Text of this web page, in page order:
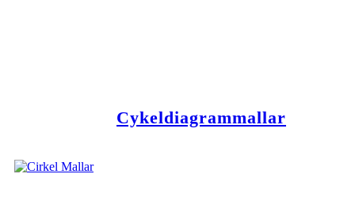
Cykeldiagrammallar